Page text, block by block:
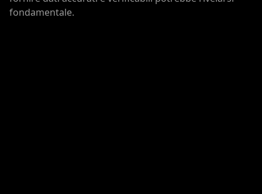
fondamentale.